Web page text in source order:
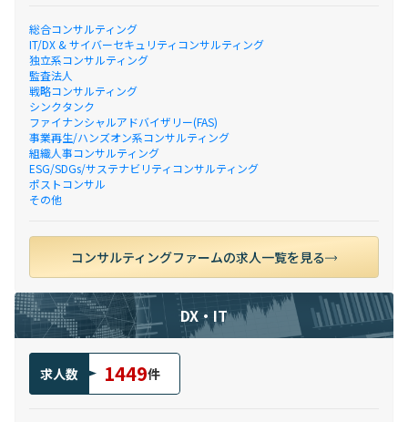
総合コンサルティング
IT/DX & サイバーセキュリティコンサルティング
独立系コンサルティング
監査法人
戦略コンサルティング
シンクタンク
ファイナンシャルアドバイザリー(FAS)
事業再生/ハンズオン系コンサルティング
組織人事コンサルティング
ESG/SDGs/サステナビリティコンサルティング
ポストコンサル
その他
コンサルティングファームの求人一覧を見る
DX・IT
求人数 1449件